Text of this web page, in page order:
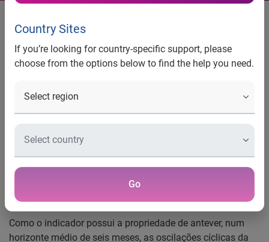
Country Sites
If you’re looking for country-specific support, please
choose from the options below to find the help you need.
Go
Indicador Serasa Experian de
Perspectiva do Crédito –
Janeiro/2010
Janeiro/2010
Desaceleração do crédito ao consumidor avança durante o
O Indicador Serasa Experian de Perspectiva do Crédito às
Empresas recuou 0,4% em janeiro de 2011, a segunda
queda mensal consecutiva deste indicador, atingindo o
valor de 104,5.
Como o indicador possui a propriedade de antever, num
horizonte médio de seis meses, as oscilações cíclicas da